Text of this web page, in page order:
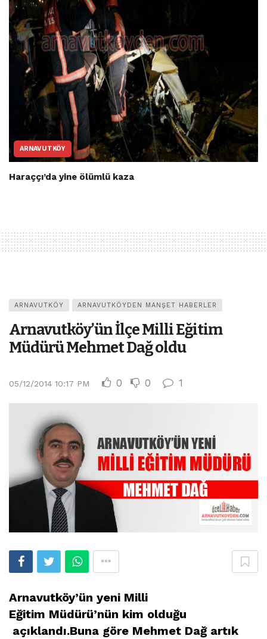
ARNAVUTKÖY
Haraççı’da yine ölümlü kaza
ARNAVUTKÖY ARNAVUTKÖYDEN MANŞET HABERLER
Arnavutköy’ün İlçe Milli Eğitim
Müdürü Mehmet Dağ oldu
05/12/2014 10:17 PM 0 0 1
Arnavutköy’ün yeni Milli
Eğitim Müdürü’nün kim olduğu
açıklandı.Buna göre Mehmet Dağ artık